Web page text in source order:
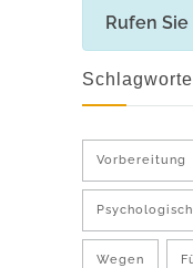
Rufen
Schlagworte
Vorbereitung
Wegen